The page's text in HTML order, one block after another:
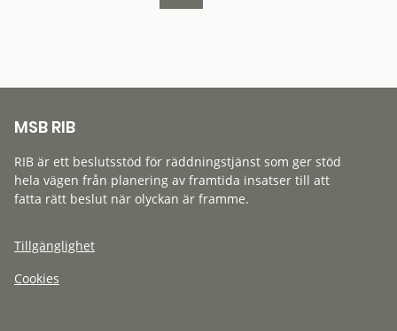
MSB RIB
RIB är ett beslutsstöd för räddningstjänst som ger stöd
hela vägen från planering av framtida insatser till att
fatta rätt beslut när olyckan är framme.
Tillgänglighet
Cookies